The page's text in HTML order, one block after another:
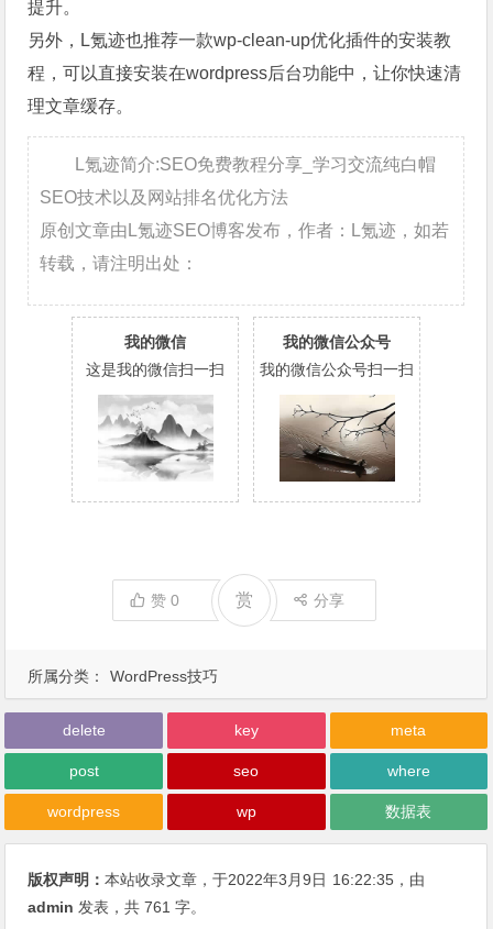
所属分类： WordPress技巧
提升。
另外，L氪迹也推荐一款wp-clean-up优化插件的安装教
程，可以直接安装在wordpress后台功能中，让你快速清
理文章缓存。
L氪迹简介:SEO免费教程分享_学习交流纯白帽
SEO技术以及网站排名优化方法
原创文章由L氪迹SEO博客发布，作者：L氪迹，如若
转载，请注明出处：
我的微信
这是我的微信扫一扫
我的微信公众号
我的微信公众号扫一扫
赞0 赏 分享
delete key meta
post seo where
wordpress wp 数据表
版权声明：本站收录文章，于2022年3月9日 16:22:35 ，由
admin 发表，共 761 字。